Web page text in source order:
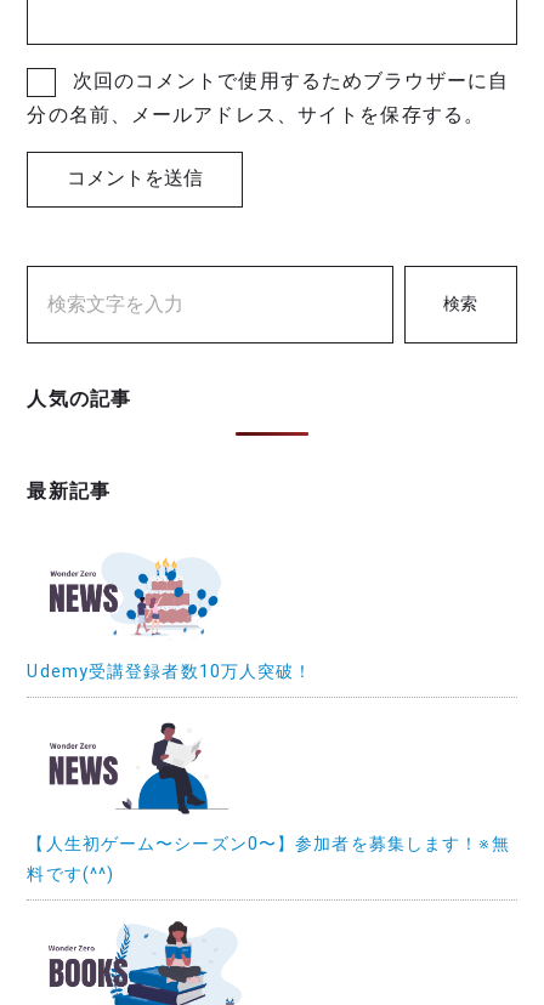
次回のコメントで使用するためブラウザーに自
分の名前、メールアドレス、サイトを保存する。
検索
人気の記事
最新記事
Udemy受講登録者数10万人突破！
【人生初ゲーム〜シーズン0〜】参加者を募集します！※無
料です(^^)